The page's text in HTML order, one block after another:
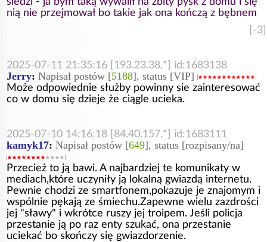
nią nie przejmował bo takie jak ona kończą z bębnem
[-3]
2025-07-11 21:35:16 [193.23.38.*] id:1683138
Jerry: Napisał postów [5188], status [VIP]
Może odpowiednie służby powinny sie zainteresować
co w domu się dzieje że ciągle ucieka.
2025-07-10 14:16:18 [84.40.157.*] id:1683111
kamyk17: Napisał postów [649], status [rozpisany/na]
Przecież to ją bawi. A najbardziej te komunikaty w
mediach,które uczyniły ją lokalną gwiazdą internetu.
Pewnie chodzi ze smartfonem,pokazuje je znajomym i
wspólnie pękają ze śmiechu.Zapewne wielu zazdrości
jej "sławy" i wkrótce ruszy jej troipem. Jeśli policja
przestanie ją po raz enty szukać, ona przestanie
uciekać bo skończy się gwiazdorzenie.